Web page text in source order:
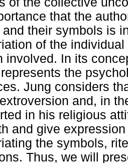
that the
and their symbols is
of the
involved. In its
the
Jung considers
and, in
in his religious
and give
the symbols,
Thus, we will